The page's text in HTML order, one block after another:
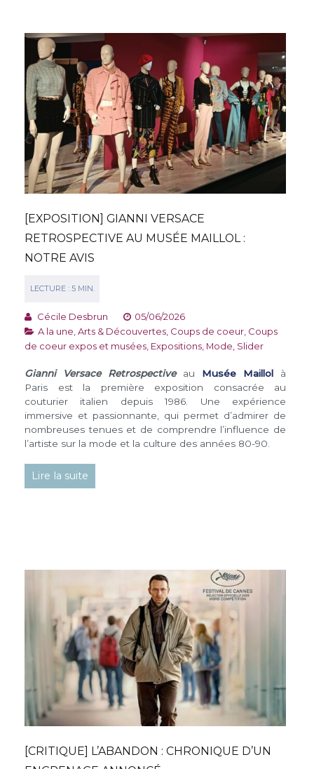
[EXPOSITION] GIANNI VERSACE
RETROSPECTIVE AU MUSÉE MAILLOL :
NOTRE AVIS
Cécile Desbrun
05/06/2026
A la une Arts & Découvertes Coups de coeur Coups
de coeur expos et musées Expositions Mode Slider
Gianni Versace Retrospective au Musée Maillol à
Paris est la première exposition consacrée au
couturier italien depuis 1986. Une expérience
immersive et passionnante, qui permet d’admirer de
nombreuses tenues et de comprendre l’influence de
l’artiste sur la mode et la culture des années 80-90.
Lire la suite
[CRITIQUE] L’ABANDON : CHRONIQUE D’UN